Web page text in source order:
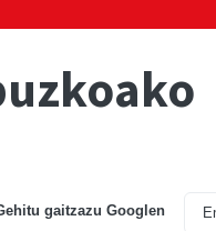
gaitzazu Googlen